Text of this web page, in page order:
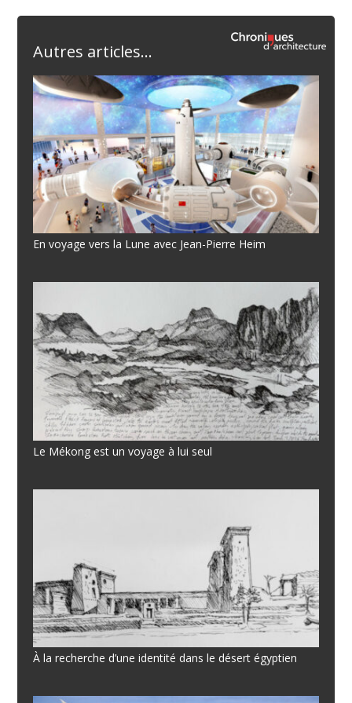
Autres articles...
En voyage vers la Lune avec Jean-Pierre Heim
Le Mékong est un voyage à lui seul
À la recherche d’une identité dans le désert égyptien